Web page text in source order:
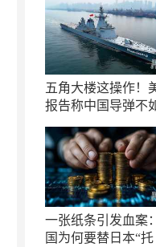
五角大楼这操作！
报告称中国导弹不
一张纸条引发血案
国为何要替日本“托